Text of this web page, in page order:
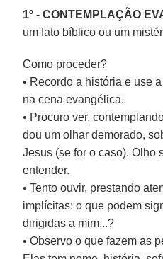
1º - CONTEMPLAÇÃO
um fato bíblico ou um
Como proceder?
• Recordo a história e use
na cena evangélica.
• Procuro ver,
dou um olhar demorado,
Jesus (se for o caso). Olho
entender.
• Tento ouvir, prestando
implícitas: o que podem
dirigidas a mim...?
• Observo o que fazem as